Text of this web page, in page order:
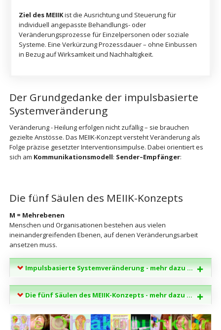
Ziel des MEIIKist die Ausrichtung und Steuerung für
individuell angepasste Behandlungs- oder
Veränderungsprozesse für Einzelpersonen oder soziale
Systeme. Eine Verkürzung Prozessdauer – ohne Einbussen
in Bezug auf Wirksamkeit und Nachhaltigkeit.
Der Grundgedanke der impulsbasierte
Systemveränderung
Veränderung - Heilung erfolgen nicht zufällig – sie brauchen
gezielte Anstösse. Das MEIIK-Konzept versteht Veränderung als
Folge präzise gesetzter Interventionsimpulse. Dabei orientiert es
sich am Kommunikationsmodell: Sender–Empfänger:
Die fünf Säulen des MEIIK-Konzepts
M = Mehrebenen
Menschen und Organisationen bestehen aus vielen
ineinandergreifenden Ebenen, auf denen Veränderungsarbeit
ansetzen muss.
Impulsbasierte Systemveränderung - mehr dazu ...
Die fünf Säulen des MEIIK-Konzepts - mehr dazu ...